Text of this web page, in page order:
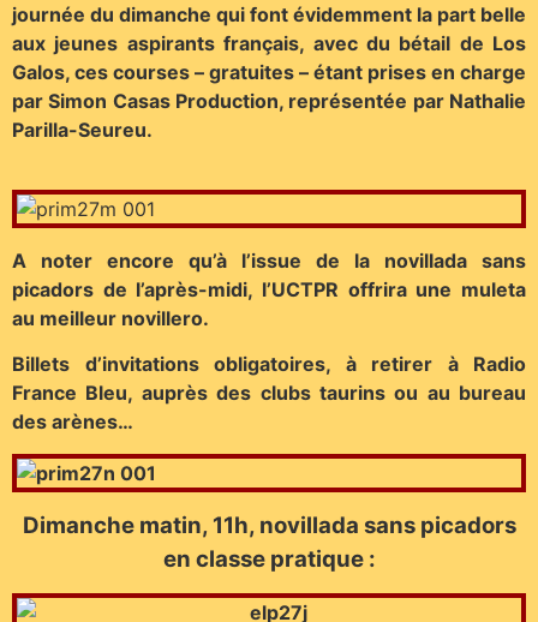
journée du dimanche qui font évidemment la part belle
aux jeunes aspirants français, avec du bétail de Los
Galos, ces courses – gratuites – étant prises en charge
par Simon Casas Production, représentée par Nathalie
Parilla-Seureu.
A noter encore qu’à l’issue de la novillada sans
picadors de l’après-midi, l’UCTPR offrira une muleta
au meilleur novillero.
Billets d’invitations obligatoires, à retirer à Radio
France Bleu, auprès des clubs taurins ou au bureau
des arènes…
Dimanche matin, 11h, novillada sans picadors
en classe pratique :